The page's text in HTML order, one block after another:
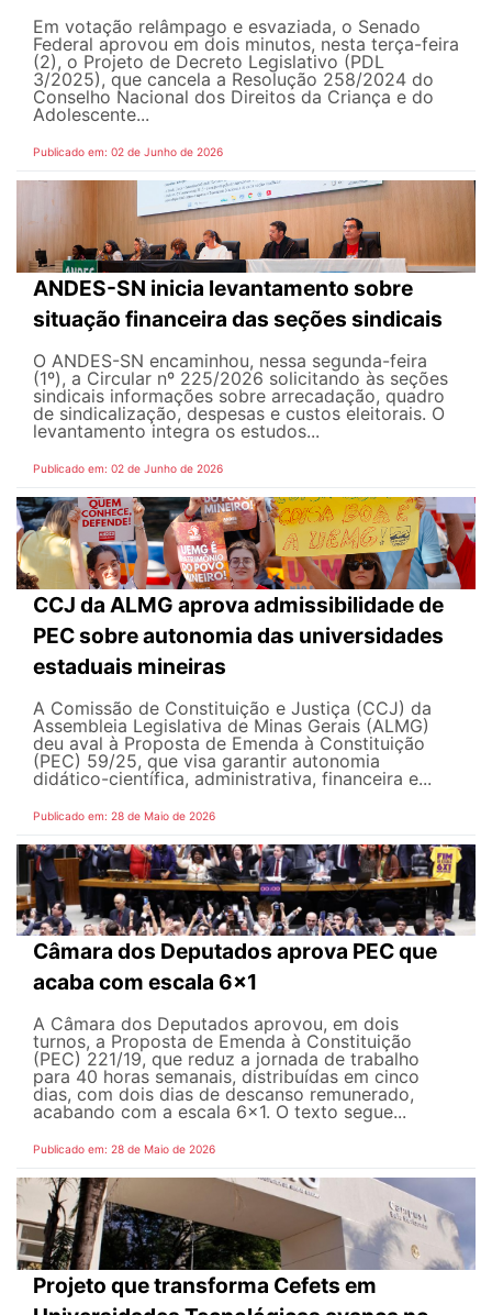
Em votação relâmpago e esvaziada, o Senado
Federal aprovou em dois minutos, nesta terça-feira
(2), o Projeto de Decreto Legislativo (PDL
3/2025), que cancela a Resolução 258/2024 do
Conselho Nacional dos Direitos da Criança e do
Adolescente...
Publicado em: 02 de Junho de 2026
ANDES-SN inicia levantamento sobre
situação financeira das seções sindicais
O ANDES-SN encaminhou, nessa segunda-feira
(1º), a Circular nº 225/2026 solicitando às seções
sindicais informações sobre arrecadação, quadro
de sindicalização, despesas e custos eleitorais. O
levantamento integra os estudos...
Publicado em: 02 de Junho de 2026
CCJ da ALMG aprova admissibilidade de
PEC sobre autonomia das universidades
estaduais mineiras
A Comissão de Constituição e Justiça (CCJ) da
Assembleia Legislativa de Minas Gerais (ALMG)
deu aval à Proposta de Emenda à Constituição
(PEC) 59/25, que visa garantir autonomia
didático-científica, administrativa, financeira e...
Publicado em: 28 de Maio de 2026
Câmara dos Deputados aprova PEC que
acaba com escala 6x1
A Câmara dos Deputados aprovou, em dois
turnos, a Proposta de Emenda à Constituição
(PEC) 221/19, que reduz a jornada de trabalho
para 40 horas semanais, distribuídas em cinco
dias, com dois dias de descanso remunerado,
acabando com a escala 6x1. O texto segue...
Publicado em: 28 de Maio de 2026
Projeto que transforma Cefets em